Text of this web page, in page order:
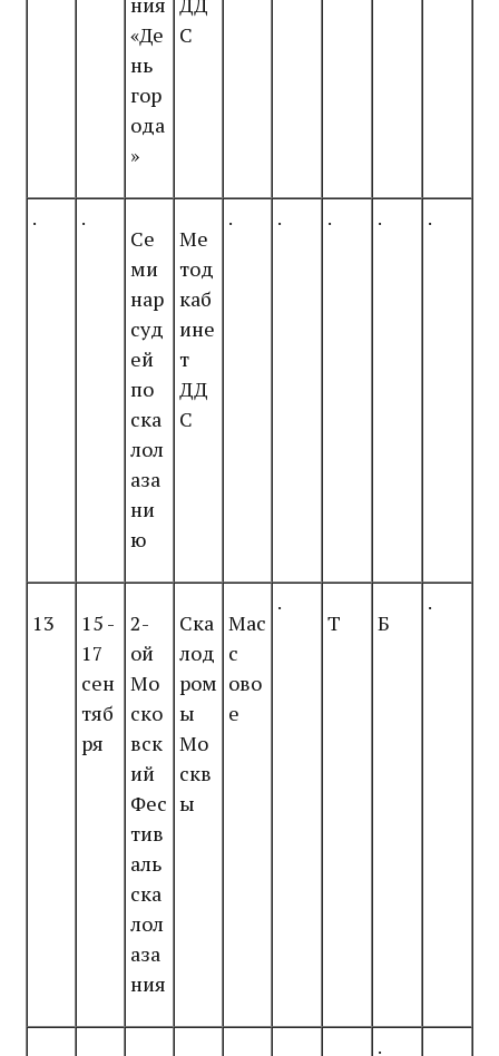
«Де
нь
гор
ода
»
С
. .
Се
ми
нар
суд
ей
по
ска
лол
аза
ни
ю
Ме
тод
каб
ине
т
ДД
С
. . . . .
13
15 -
17
сен
тяб
ря
2-
ой
Мо
ско
вск
ий
Фес
тив
аль
ска
лол
аза
ния
Ска
лод
ром
ы
Мо
скв
ы
Мас
с
ово
е
.
Т Б
.
.